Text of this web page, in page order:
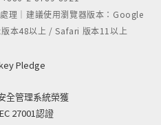
理｜建議使用瀏覽器版本：Google
本48以上 / Safari 版本11以上
Pledge
全管理系統榮獲
27001認證